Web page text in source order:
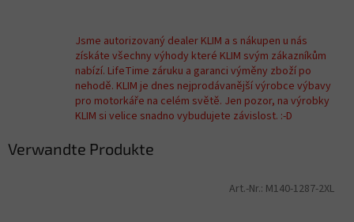
Jsme autorizovaný dealer KLIM a s nákupen u nás
získáte všechny výhody které KLIM svým zákazníkům
nabízí. LifeTime záruku a garanci výměny zboží po
nehodě. KLIM je dnes nejprodávanější výrobce výbavy
pro motorkáře na celém světě. Jen pozor, na výrobky
KLIM si velice snadno vybudujete závislost. :-D
Verwandte Produkte
Art.-Nr.: M140-1287-2XL